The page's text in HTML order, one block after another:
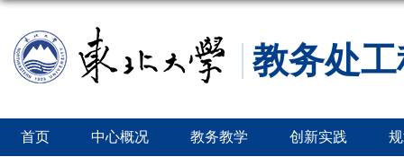
教务处
首页 中心概况 教务教学 创新实践